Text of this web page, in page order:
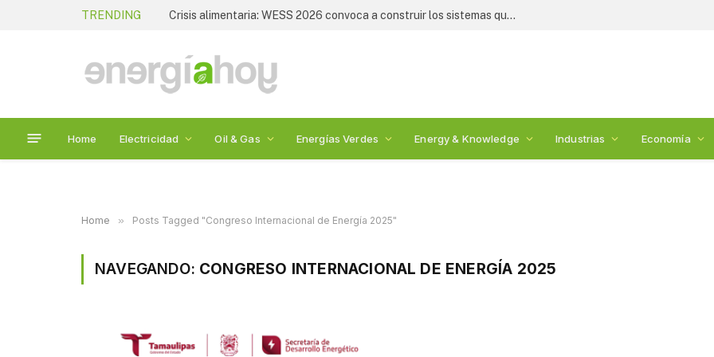
TRENDING Crisis alimentaria: WESS 2026 convoca a construir los sistemas que alimentarán al mundo
Home Electricidad Oil & Gas Energías Verdes Energy & Knowledge Industrias Economía
Home » Posts Tagged "Congreso Internacional de Energía 2025"
NAVEGANDO: CONGRESO INTERNACIONAL DE ENERGÍA 2025